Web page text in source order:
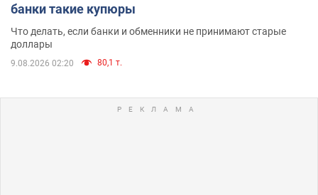
банки такие купюры
Что делать, если банки и обменники не принимают старые
доллары
9.08.2026 02:20 80,1 т.